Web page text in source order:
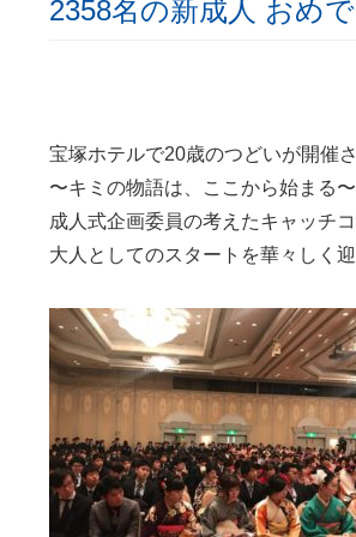
2358名の新成人 おめ
宝塚ホテルで20歳のつどいが開催
〜キミの物語は、ここから始まる〜
成人式企画委員の考えたキャッチ
大人としてのスタートを華々しく